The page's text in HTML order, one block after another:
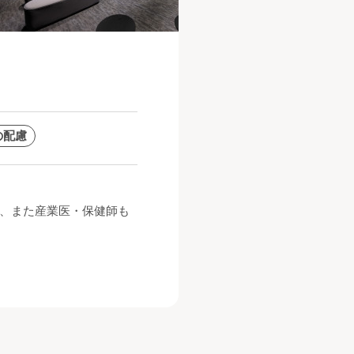
配慮
また産業医・保健師も